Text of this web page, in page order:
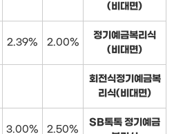
(비대면)
2.39% 2.00%
정기예금복리식
(비대면)
회전식정기예금복
리식(비대면)
3.00% 2.50%
SB톡톡 정기예금